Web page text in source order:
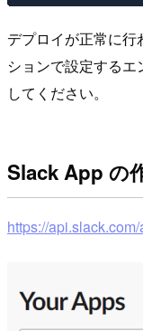
デプロイが正常に
ションで設定する
してください。
Slack App の
https://